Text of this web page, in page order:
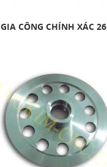
GIA CÔNG CHÍNH XÁC 26